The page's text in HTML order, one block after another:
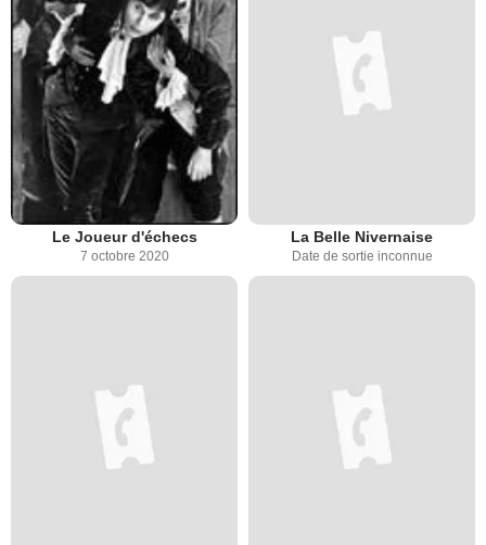
Le Joueur d'échecs
7 octobre 2020
La Belle Nivernaise
Date de sortie inconnue